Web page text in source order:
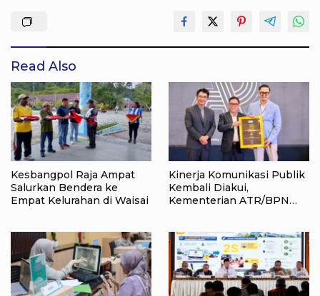
Read Also
Kesbangpol Raja Ampat
Salurkan Bendera ke
Empat Kelurahan di Waisai
Kinerja Komunikasi Publik
Kembali Diakui,
Kementerian ATR/BPN